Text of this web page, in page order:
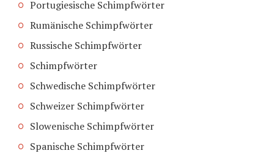
Portugiesische Schimpfwörter
Rumänische Schimpfwörter
Russische Schimpfwörter
Schimpfwörter
Schwedische Schimpfwörter
Schweizer Schimpfwörter
Slowenische Schimpfwörter
Spanische Schimpfwörter